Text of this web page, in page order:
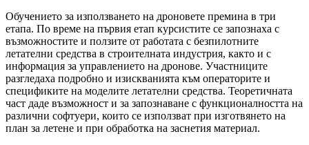
Обучението за използването на дроновете премина в три
етапа. По време на първия етап курсистите се запознаха с
възможностите и ползите от работата с безпилотните
летателни средства в строителната индустрия, както и с
информация за управлението на дронове. Участниците
разгледаха подробно и изискванията към операторите и
спецификите на моделите летателни средства. Теоретичната
част даде възможност и за запознаване с функционалността на
различни софтуери, които се използват при изготвянето на
план за летене и при обработка на заснетия материал.